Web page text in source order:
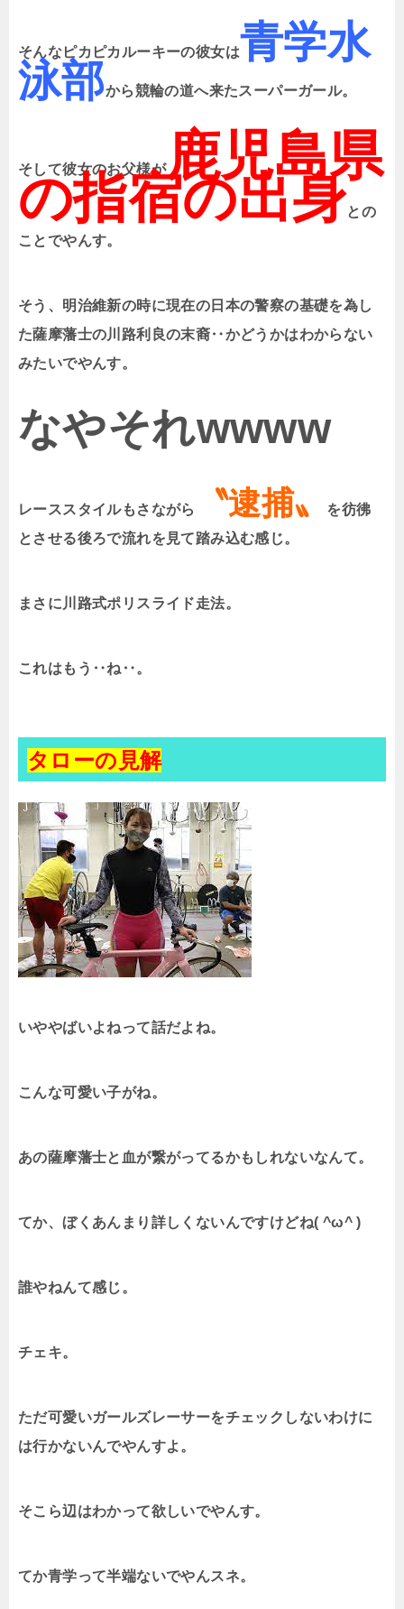
そんなピカピカルーキーの彼女は青学水
泳部から競輪の道へ来たスーパーガール。
そして彼女のお父様が鹿児島県
の指宿の出身との
ことでやんす。
そう、明治維新の時に現在の日本の警察の基礎を為し
た薩摩藩士の川路利良の末裔‥かどうかはわからない
みたいでやんす。
なやそれwwww
レーススタイルもさながら 〝逮捕〟
を彷彿
とさせる後ろで流れを見て踏み込む感じ。
まさに川路式ポリスライド走法。
これはもう‥ね‥。
タローの見解
いややばいよねって話だよね。
こんな可愛い子がね。
あの薩摩藩士と血が繋がってるかもしれないなんて。
てか、ぼくあんまり詳しくないんですけどね( ^ω^ )
誰やねんて感じ。
チェキ。
ただ可愛いガールズレーサーをチェックしないわけに
は行かないんでやんすよ。
そこら辺はわかって欲しいでやんす。
てか青学って半端ないでやんスネ。